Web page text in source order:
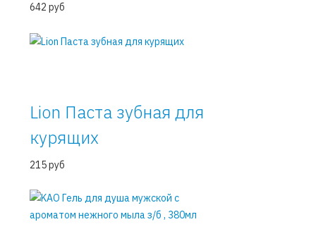
642 руб
Lion Паста зубная для
курящих
215 руб